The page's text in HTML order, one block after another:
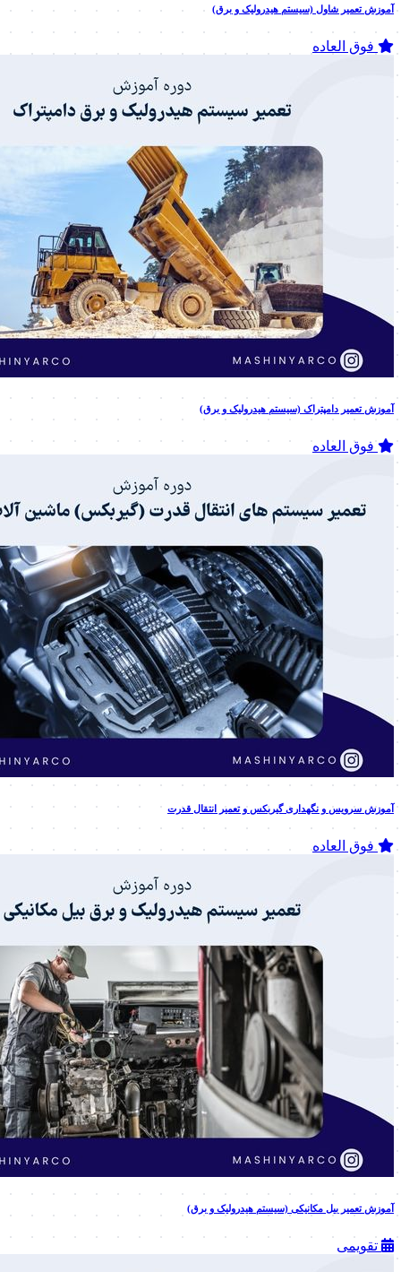
آموزش تعمیر شاول (سیستم هیدرولیک و برق)
فوق العاده
آموزش تعمیر دامپتراک (سیستم هیدرولیک و برق)
فوق العاده
آموزش سرویس و نگهداری گیربکس و تعمیر انتقال قدرت
فوق العاده
آموزش تعمیر بیل مکانیکی (سیستم هیدرولیک و برق)
تقویمی